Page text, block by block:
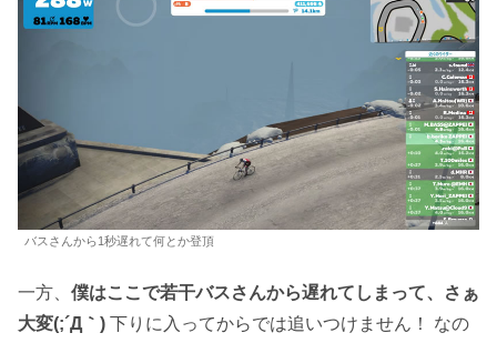
バスさんから1秒遅れて何とか登頂
一方、 僕はここで若干バスさんから遅れてしまって、さぁ
大変(;´Д｀) 下りに入ってからでは追いつけません！ なの